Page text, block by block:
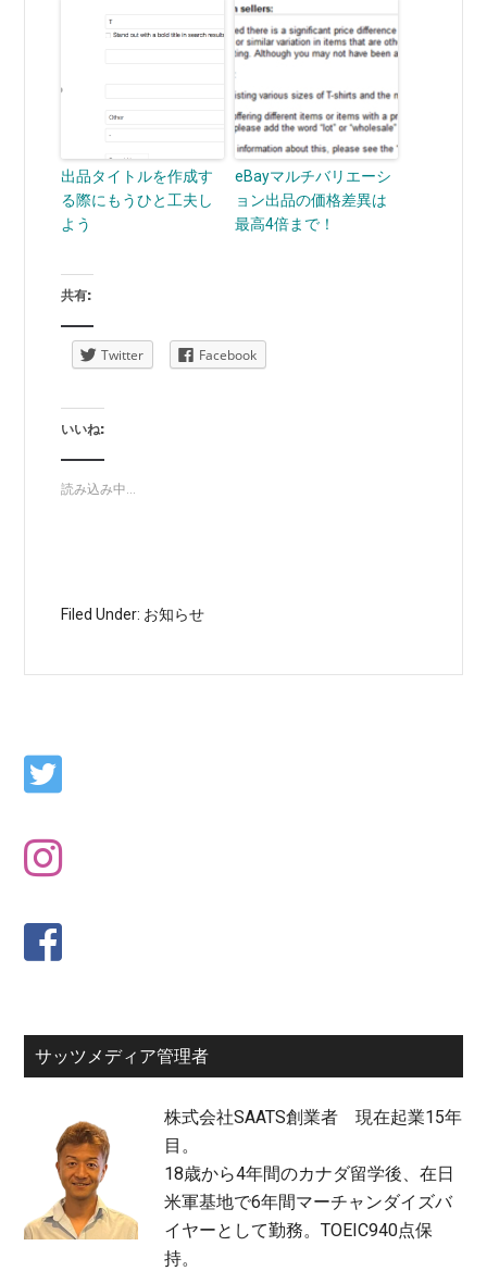
出品タイトルを作成す
る際にもうひと工夫し
よう
eBayマルチバリエーシ
ョン出品の価格差異は
最高4倍まで！
共有:
Twitter Facebook
いいね:
読み込み中...
Filed Under: お知らせ
Primary
Sidebar
サッツメディア管理者
株式会社SAATS創業者 現在起業15年
目。
18歳から4年間のカナダ留学後、在日
米軍基地で6年間マーチャンダイズバ
イヤーとして勤務。TOEIC940点保
持。